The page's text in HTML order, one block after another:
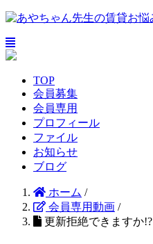
TOP
会員募集
会員専用
プロフィール
ファイル
お知らせ
ブログ
ホーム /
会員専用動画 /
更新拒絶できますか!?